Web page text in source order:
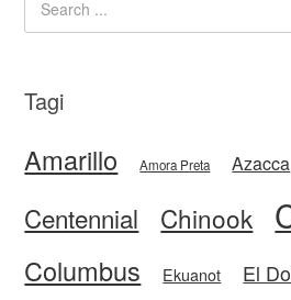
Tagi
Amarillo Amora Preta Azacca
Centennial Chinook
Columbus Ekuanot El